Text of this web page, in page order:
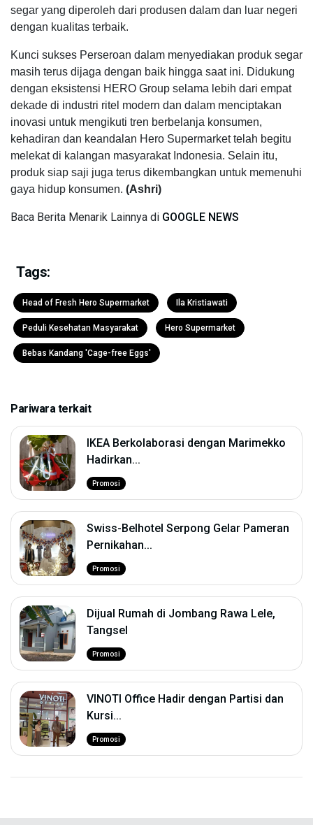
segar yang diperoleh dari produsen dalam dan luar negeri
dengan kualitas terbaik.
Kunci sukses Perseroan dalam menyediakan produk segar
masih terus dijaga dengan baik hingga saat ini. Didukung
dengan eksistensi HERO Group selama lebih dari empat
dekade di industri ritel modern dan dalam menciptakan
inovasi untuk mengikuti tren berbelanja konsumen,
kehadiran dan keandalan Hero Supermarket telah begitu
melekat di kalangan masyarakat Indonesia. Selain itu,
produk siap saji juga terus dikembangkan untuk memenuhi
gaya hidup konsumen. (Ashri)
Baca Berita Menarik Lainnya di GOOGLE NEWS
Tags:
Head of Fresh Hero Supermarket Ila Kristiawati
Peduli Kesehatan Masyarakat Hero Supermarket
Bebas Kandang 'Cage-free Eggs'
Pariwara terkait
IKEA Berkolaborasi dengan Marimekko
Hadirkan...
Promosi
Swiss-Belhotel Serpong Gelar Pameran
Pernikahan...
Promosi
Dijual Rumah di Jombang Rawa Lele,
Tangsel
Promosi
VINOTI Office Hadir dengan Partisi dan
Kursi...
Promosi